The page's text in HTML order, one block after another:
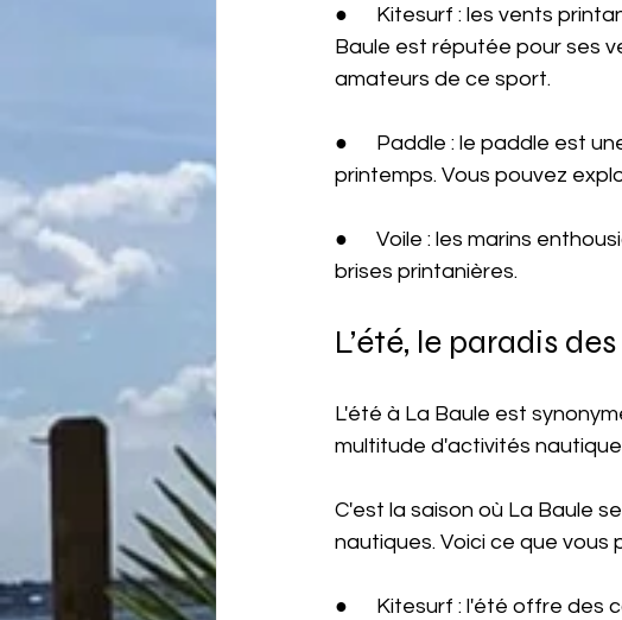
●      Kitesurf : les vents
Baule est réputée pour ses
amateurs de ce sport.
●      Paddle : le paddle
printemps. Vous pouvez
●      Voile : les marins
brises printanières.
L’été, le paradis
L'été à La Baule est
multitude d'activités
C'est la saison où La Baule
nautiques. Voici ce que
●      Kitesurf : l'été offre